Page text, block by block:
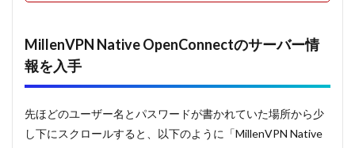
MillenVPN Native OpenConnectのサーバー情
報を入手
先ほどのユーザー名とパスワードが書かれていた場所から少
し下にスクロールすると、以下のように「MillenVPN Native